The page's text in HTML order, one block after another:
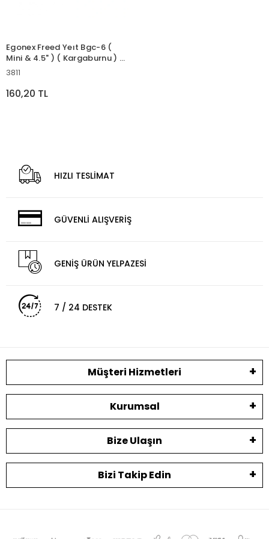
Egonex Freed Yeıt Bgc-6 (
Mini & 4.5" ) ( Kargaburnu ) (
Yaylı ) Mını Plıers*300
3811
160,20 TL
HIZLI TESLİMAT
GÜVENLİ ALIŞVERİŞ
GENİŞ ÜRÜN YELPAZESİ
7 / 24 DESTEK
Müşteri Hizmetleri
Kurumsal
Bize Ulaşın
Bizi Takip Edin